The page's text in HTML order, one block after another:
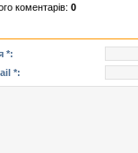
коментарів: 0
*:
*: